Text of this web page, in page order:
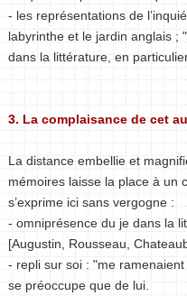
- les représentations de
labyrinthe et le jardin anglais ;
dans la littérature, en
3. La complaisance de cet
La distance embellie et
mémoires laisse la place à un
s’exprime ici sans vergogne :
- omniprésence du je dans la
[Augustin, Rousseau,
- repli sur soi : "me
se préoccupe que de lui.